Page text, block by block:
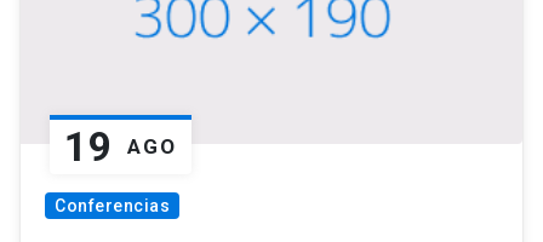
19 AGO
Conferencias